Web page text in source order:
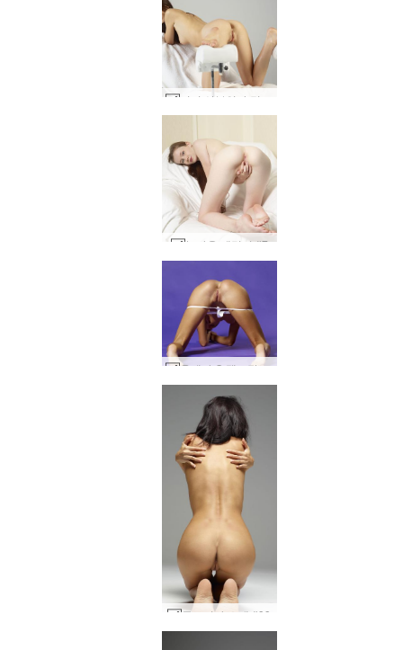
놀라운 에밀리 #7
올레나 O 탱크탑 #70
글로리아 소개 #99